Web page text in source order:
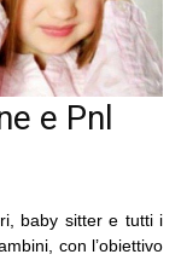
e Pnl
baby sitter e tutti i
con l’obiettivo